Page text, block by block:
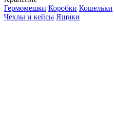
Гермомешки Коробки Кошельки
Чехлы и кейсы Ящики